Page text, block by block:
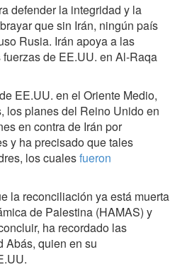
defender la integridad y la
que sin Irán, ningún país
Rusia. Irán apoya a las
de EE.UU. en Al-Raqa
EE.UU. en el Oriente Medio,
los planes del Reino Unido en
en contra de Irán por
y ha precisado que tales
los cualesfueron
la reconciliación ya está muerta
de Palestina (HAMAS) y
ha recordado las
Abás, quien en su